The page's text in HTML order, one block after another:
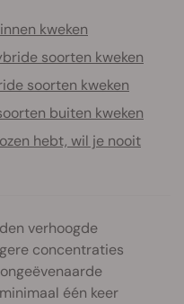
kweken
soorten kweken
soorten kweken
buiten kweken
hebt, wil je nooit
verhoogde
concentraties
één keer